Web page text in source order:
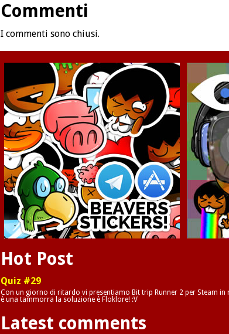
Commenti
I commenti sono chiusi.
Hot Post
Quiz #29
Con un giorno di ritardo vi presentiamo Bit trip Runner 2 per Steam
è una tammorra la soluzione è Floklore! :V
Latest comments